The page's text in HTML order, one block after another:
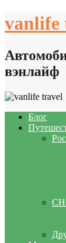
to
vanlife
вэнлайф
Блог